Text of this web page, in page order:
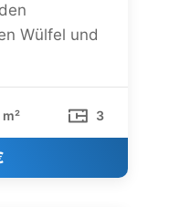
Wülfel und
3